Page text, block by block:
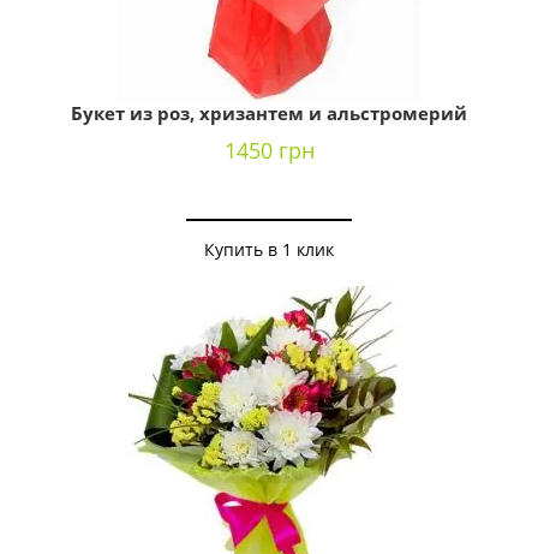
Букет из роз, хризантем и альстромерий
1450 грн
Купить в 1 клик